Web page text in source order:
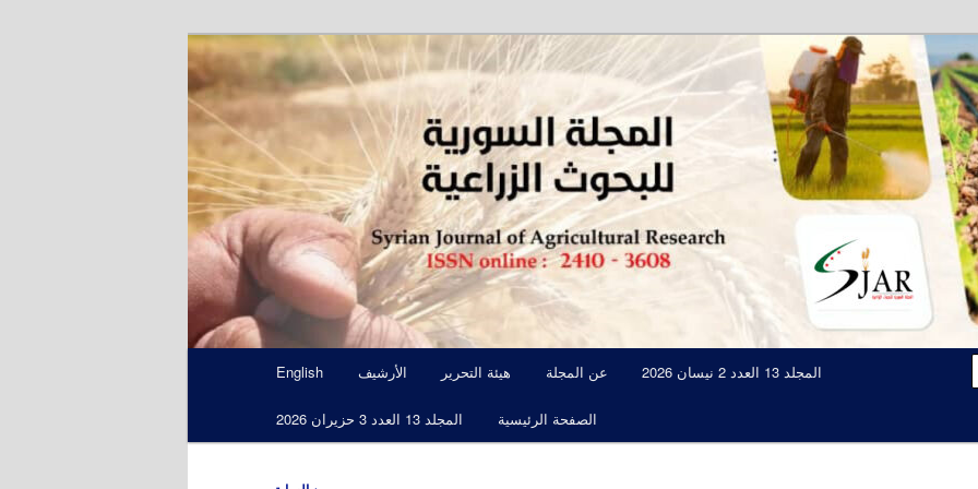
المجلة السورية للبحوث الزراعية SJAR
مجلة علمية محكمة تصدرها الهيئة العامة للبحوث العلمية الزراعية
English الأرشيف هيئة التحرير عن المجلة المجلد 13 العدد 2 نيسان 2026
المجلد 13 العدد 3 حزيران 2026 الصفحة الرئيسية